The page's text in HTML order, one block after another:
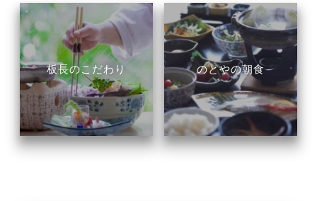
板長のこだわり のとやの朝食